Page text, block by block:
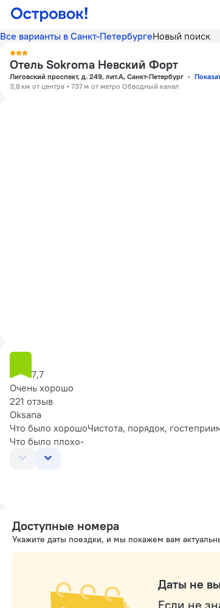
Все варианты в Санкт-ПетербургеНовый поиск
Отель Sokroma Невский Форт
Лиговский проспект, д. 249, лит.А, Санкт-Петербург
3,8 км от центра 737 м от метро Обводный канал
7,7
Очень хорошо
221 отзыв
Oksana
Что было хорошоЧистота, порядок,
Что было плохо-
Доступные номера
Укажите даты поездки, и мы покажем вам
Даты не
Если не